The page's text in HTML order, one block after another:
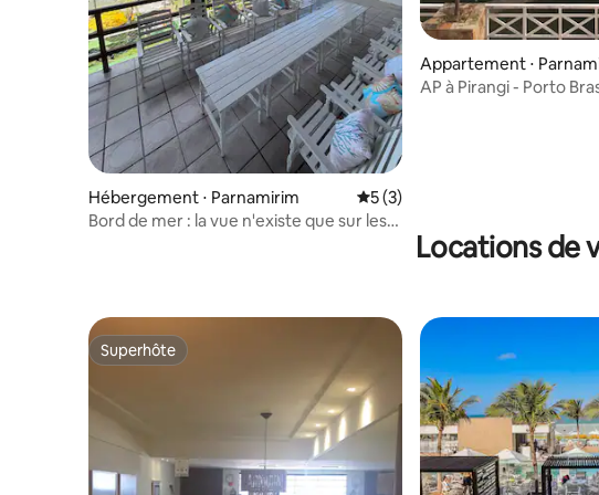
Hébergement ⋅ Parnamirim Évaluation moyenne sur la base
5 (3)
Bord de mer : la vue n'existe que sur les
Appartement ⋅
AP à Pirangi - Porto
Locations de
Superhôte
Superhôte